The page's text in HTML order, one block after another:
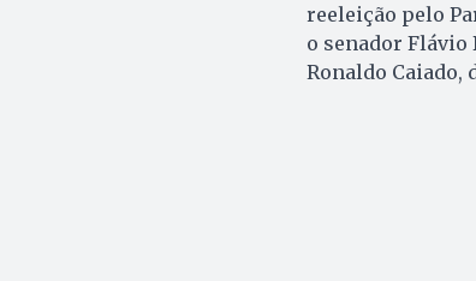
reeleição pelo
o senador
Ronaldo Caiado,